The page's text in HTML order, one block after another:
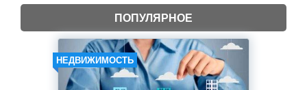
ПОПУЛЯРНОЕ
НЕДВИЖИМОСТЬ